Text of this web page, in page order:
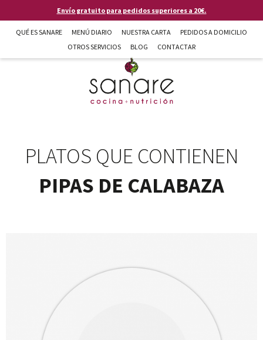
Pasar al contenido principalEnvío gratuito para pedidos superiores a 20€.
QUÉ ES SANARE MENÚ DIARIO NUESTRA CARTA
PEDIDOS A DOMICILIO
OTROS SERVICIOS
BLOG CONTACTAR
Sanare cocina + nutrición en Almería
PLATOS QUE CONTIENEN
PIPAS DE CALABAZA